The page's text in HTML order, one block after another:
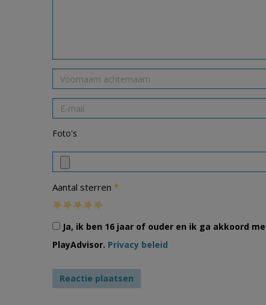
Foto's
Aantal sterren *
Ja, ik ben 16 jaar of ouder en ik ga akkoord
PlayAdvisor. Privacy beleid